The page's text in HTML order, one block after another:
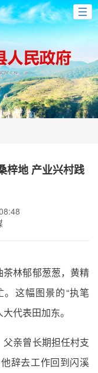
梓地 产业兴村践
林郁郁葱葱，黄精
这幅图景的“执笔
代表田加东。
亲曾长期担任村支
辞去工作回到闪溪